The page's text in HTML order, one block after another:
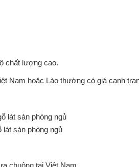
chất lượng cao.
Nam hoặc Lào thường có giá cạnh
lát sàn phòng ngủ